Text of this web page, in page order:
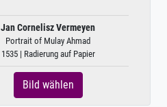
Jan Cornelisz Vermeyen
Portrait of Mulay Ahmad
1535 | Radierung auf Papier
Bild wählen